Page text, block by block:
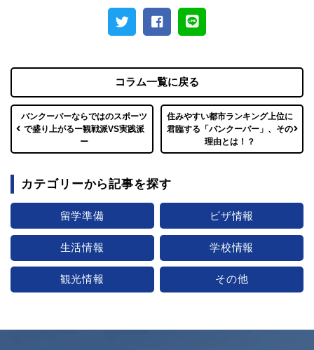
バンクーバーならではのスポーツ
で盛り上がるー観戦派VS実践派
ー
コラム一覧に戻る
住みやすい都市ランキング上位に
君臨する「バンクーバー」、その
理由とは！？
カテゴリーから記事を探す
留学準備 ビザ情報
生活情報 学校情報
観光情報 その他